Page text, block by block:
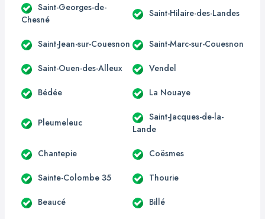
Saint-Georges-de-
Chesné
Saint-Hilaire-des-Landes
Saint-Jean-sur-Couesnon Saint-Marc-sur-Couesnon
Saint-Ouen-des-Alleux Vendel
Bédée La Nouaye
Pleumeleuc
Saint-Jacques-de-la-
Lande
Chantepie Coësmes
Sainte-Colombe 35 Thourie
Beaucé Billé